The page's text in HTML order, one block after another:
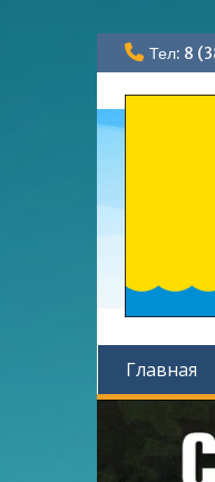
Перейти
к
Тел: 8
Главная